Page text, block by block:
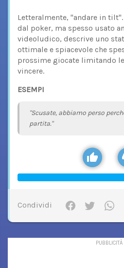
Letteralmente, "andare in
dal poker, ma spesso usato
videoludico, descrive uno
ottimale e spiacevole che
prossime giocate limitando
vincere.
ESEMPI
"Scusate, abbiamo perso
partita."
Condividi